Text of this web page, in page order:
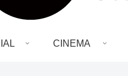
CINEMA